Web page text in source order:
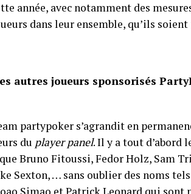
année, avec notamment des
dans leur ensemble, qu’ils
autres joueurs sponsorisés
partypoker s’agrandit en
du player panel. Il y a tout d’abord
Bruno Fitoussi, Fedor Holz, Sam
Sexton, … sans oublier des noms